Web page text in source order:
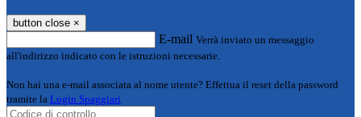
button close ×
E-mail Verrà inviato un messaggio
all'indirizzo indicato con le istruzioni necessarie.
Non hai una e-mail associata al nome utente? Effettua il reset della password
tramite la Login Spaggiari